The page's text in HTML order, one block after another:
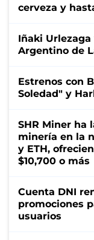
cerveza y
Iñaki
Argentino de
Estrenos con
Soledad" y
SHR Miner ha
minería en la
y ETH,
$10,700 o más
Cuenta DNI
promociones
usuarios